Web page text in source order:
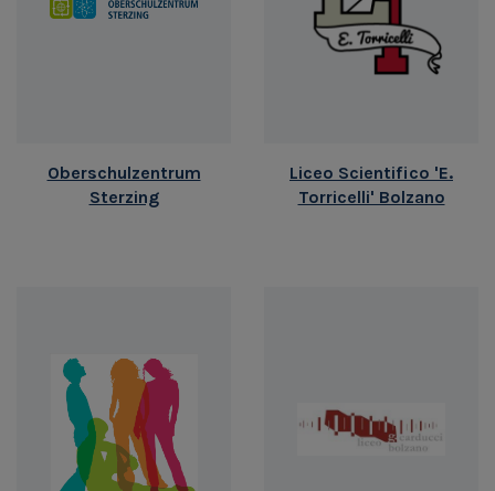
Oberschulzentrum
Sterzing
Liceo Scientifico 'E.
Torricelli' Bolzano